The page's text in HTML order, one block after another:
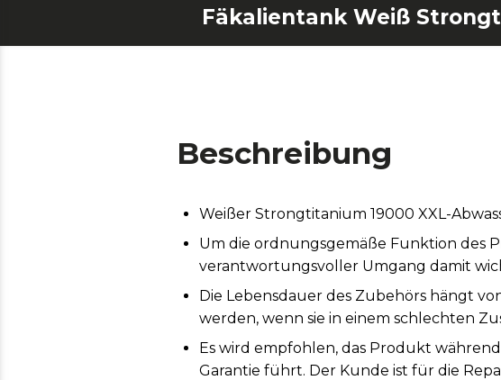
Beschreibung
Weißer Strongtitanium 19000 XXL-
Um die ordnungsgemäße Funktion des
verantwortungsvoller Umgang damit
Die Lebensdauer des Zubehörs hängt
werden, wenn sie in einem schlechten
Es wird empfohlen, das Produkt
Garantie führt. Der Kunde ist für die